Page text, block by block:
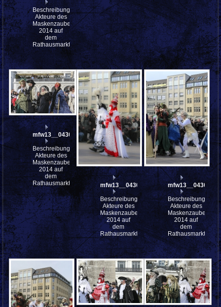
Beschreibung:
Akteure des
Maskenzauber
2014 auf
dem
Rathausmarkt
mfw13__043031
Beschreibung:
Akteure des
Maskenzauber
2014 auf
dem
Rathausmarkt
mfw13__043030
Beschreibung:
Akteure des
Maskenzauber
2014 auf
dem
Rathausmarkt
mfw13__043029
Beschreibung:
Akteure des
Maskenzauber
2014 auf
dem
Rathausmarkt